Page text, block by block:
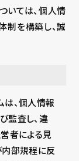
いては、個人情
制を構築し、誠
は、個人情報
監査し、違
者による見
内部規程に反